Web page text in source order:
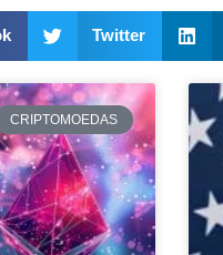
Twitter
CRIPTOMOEDAS